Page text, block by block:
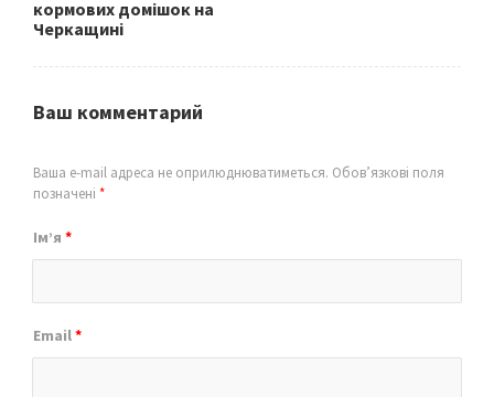
кормових домішок на
Черкащині
Ваш комментарий
Ваша e-mail адреса не оприлюднюватиметься. Обов’язкові поля
позначені *
Ім’я *
Email*